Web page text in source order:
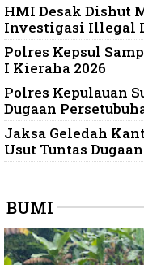
HMI Desak Dishut
Investigasi Illegal
Polres Kepsul
I Kieraha 2026
Polres Kepulauan
Dugaan
Jaksa Geledah
Usut Tuntas
BUMI